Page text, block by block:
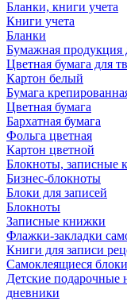
Бланки, книги учета
Книги учета
Бланки
Бумажная продукция
Цветная бумага для
Картон белый
Бумага
Цветная бумага
Бархатная бумага
Фольга цветная
Картон цветной
Блокноты, записные
Бизнес-блокноты
Блоки для записей
Блокноты
Записные книжки
Флажки-закладки
Книги для записи
Самоклеящиеся блоки
Детские подарочные
дневники